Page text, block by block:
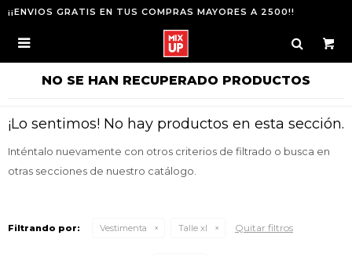
¡¡ENVIOS GRATIS EN TUS COMPRAS MAYORES A 2500!!

NO SE HAN RECUPERADO PRODUCTOS
¡Lo sentimos! No hay productos en esta sección.
Inténtalo nuevamente con otros criterios de filtrado o busca en
otras secciones de nuestro catálogo.
Filtrando por: Vestimenta Talle xl Quitar filtros